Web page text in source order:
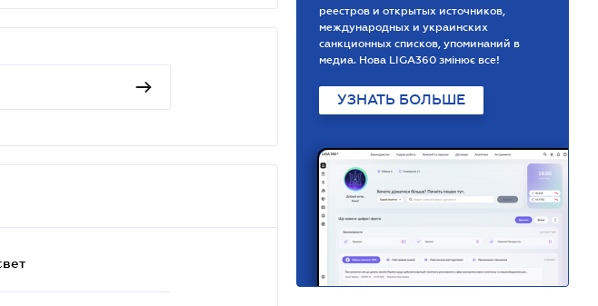
реестров и открытых источников,
международных и украинских
санкционных списков, упоминаний в
медиа. Нова LIGA360 змінює все!
УЗНАТЬ БОЛЬШЕ